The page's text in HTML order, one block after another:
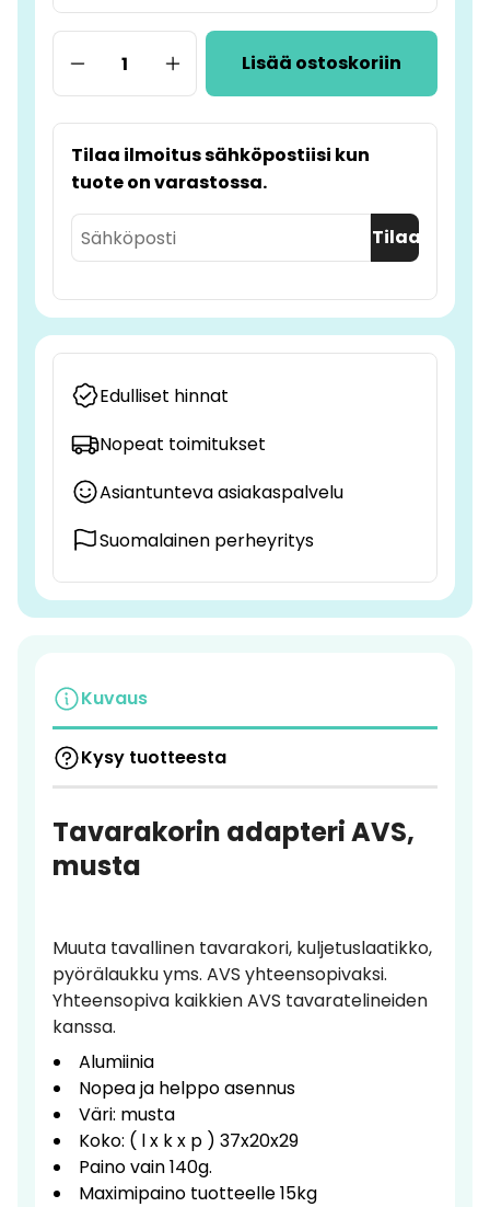
Lisää ostoskoriin
Tilaa ilmoitus sähköpostiisi kun
tuote on varastossa.
Tilaa
Edulliset hinnat
Nopeat toimitukset
Asiantunteva asiakaspalvelu
Suomalainen perheyritys
Kuvaus
Kysy tuotteesta
Tavarakorin adapteri AVS,
musta
Muuta tavallinen tavarakori, kuljetuslaatikko,
pyörälaukku yms. AVS yhteensopivaksi.
Yhteensopiva kaikkien AVS tavaratelineiden
kanssa.
Alumiinia
Nopea ja helppo asennus
Väri: musta
Koko: ( l x k x p ) 37x20x29
Paino vain 140g.
Maximipaino tuotteelle 15kg